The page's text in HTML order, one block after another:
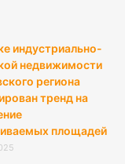
индустриально-
недвижимости
региона
тренд на
площадей